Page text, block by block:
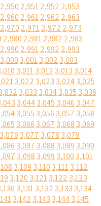
2,950 2,9512,952 2,953
2,960 2,9612,962 2,963
2,970 2,9712,972 2,973
2,980 2,9812,982 2,983
2,990 2,9912,992 2,993
3,000 3,0013,002 3,003
3,0113,012 3,013 3,014
3,022 3,023 3,0243,025
3,033 3,0343,035 3,036
3,0443,045 3,046 3,047
3,055 3,056 3,057 3,058
3,066 3,067 3,068 3,069
3,076 3,077 3,078 3,079
3,087 3,088 3,089 3,090
3,098 3,099 3,100 3,101
3,109 3,110 3,1113,112
3,120 3,1213,122 3,123
3,1313,132 3,133 3,134
3,142 3,143 3,1443,145